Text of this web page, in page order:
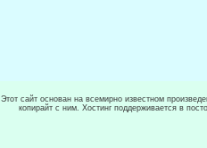
Этот сайт основан на всемирно известном
копирайт с ним. Хостинг поддерживается в